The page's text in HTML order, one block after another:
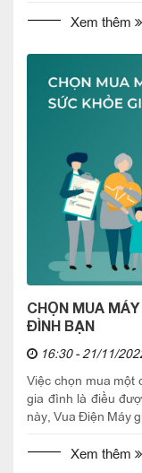
Xem thêm
CHỌN MUA
ĐÌNH BẠN
16:30 - 21/11/
Việc chọn mua một
gia đình là điều
này, Vua Điện Máy
Xem thêm